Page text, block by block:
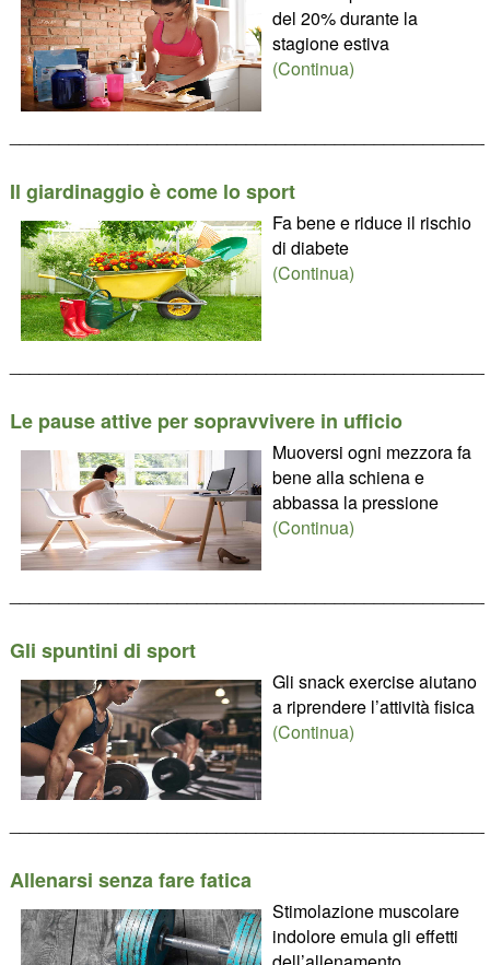
del 20% durante la
stagione estiva
(Continua)
Il giardinaggio è come lo sport
Fa bene e riduce il rischio
di diabete
(Continua)
Le pause attive per sopravvivere in ufficio
Muoversi ogni mezzora fa
bene alla schiena e
abbassa la pressione
(Continua)
Gli spuntini di sport
Gli snack exercise aiutano
a riprendere l’attività fisica
(Continua)
Allenarsi senza fare fatica
Stimolazione muscolare
indolore emula gli effetti